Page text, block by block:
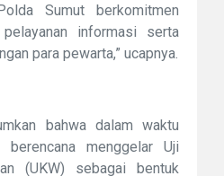
Sumut berkomitmen
informasi serta
para pewarta,” ucapnya.
bahwa dalam waktu
menggelar Uji
(UKW) sebagai bentuk